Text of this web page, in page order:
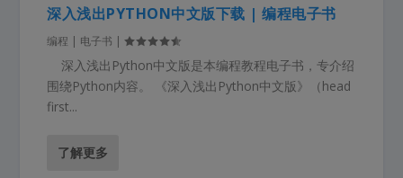
深入浅出PYTHON中文版下载 | 编程电子书
编程 | 电子书 |
深入浅出Python中文版是本编程教程电子书，专介绍
围绕Python内容。 《深入浅出Python中文版》（head
first...
了解更多